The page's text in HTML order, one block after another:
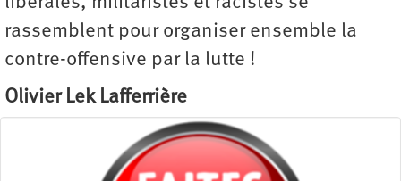
rassemblent pour organiser ensemble la
contre-offensive par la lutte !
Olivier Lek Lafferrière